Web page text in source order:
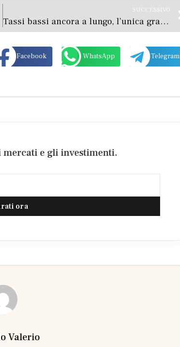
SUCCESSIVO
Tassi bassi ancora a lungo, l’unica grande certezza
Facebook WhatsApp Telegram
e gli investimenti.
ora
Valerio